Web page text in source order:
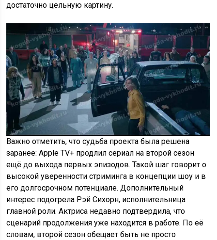
достаточно цельную картину.
Важно отметить, что судьба проекта была решена
заранее: Apple TV+ продлил сериал на второй сезон
ещё до выхода первых эпизодов. Такой шаг говорит о
высокой уверенности стриминга в концепции шоу и в
его долгосрочном потенциале. Дополнительный
интерес подогрела Рэй Сихорн, исполнительница
главной роли. Актриса недавно подтвердила, что
сценарий продолжения уже находится в работе. По её
словам, второй сезон обещает быть не просто